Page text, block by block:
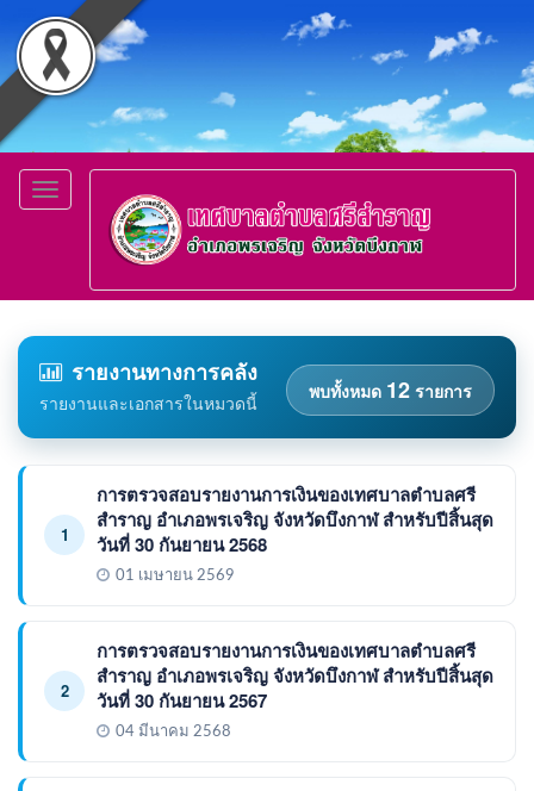
Toggle
navigation
รายงานทางการคลัง
รายงานและเอกสารในหมวดนี้
พบทั้งหมด 12 รายการ
1
การตรวจสอบรายงานการเงินของเทศบาลตำบลศรี
สำราญ อำเภอพรเจริญ จังหวัดบึงกาฬ สำหรับปีสิ้นสุด
วันที่ 30 กันยายน 2568
01 เมษายน 2569
2
การตรวจสอบรายงานการเงินของเทศบาลตำบลศรี
สำราญ อำเภอพรเจริญ จังหวัดบึงกาฬ สำหรับปีสิ้นสุด
วันที่ 30 กันยายน 2567
04 มีนาคม 2568